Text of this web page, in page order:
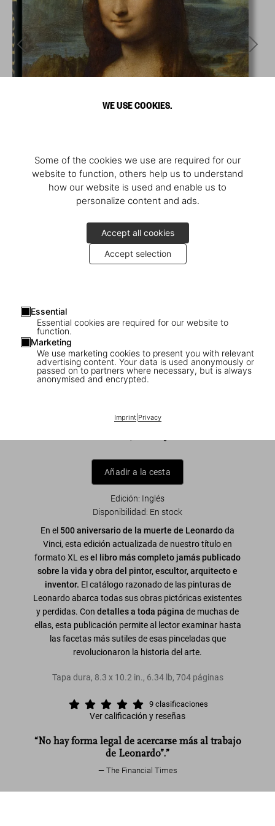
WE USE COOKIES.
Some of the cookies we use are required for our
website to function, others help us to understand
how our website is used and enable us to
personalize content and ads.
Accept all cookies
Accept selection
Essential
Essential cookies are required for our website to
function.
Marketing
We use marketing cookies to present you with relevant
advertising content. Your data is used anonymously or
passed on to partners where necessary, but is always
anonymised and encrypted.
Imprint| Privacy
1 / 15
Drawings
Añadir a la cesta
Edición: Inglés
Disponibilidad: En stock
En el 500 aniversario de la muerte de Leonardoda
Vinci, esta edición actualizada de nuestro título en
formato XL esel libro más completo jamás publicado
sobre la vida y obra del pintor, escultor, arquitecto e
inventor. El catálogo razonado de las pinturas de
Leonardo abarca todas sus obras pictóricas existentes
y perdidas. Con detalles a toda página de muchas de
ellas, esta publicación permite al lector examinar hasta
las facetas más sutiles de esas pinceladas que
revolucionaron la historia del arte.
Tapa dura, 8.3 x 10.2 in., 6.34 lb, 704 páginas
9 clasificaciones
Ver calificación y reseñas
“No hay forma legal de acercarse más al trabajo
de Leonardo”.”
The Financial Times